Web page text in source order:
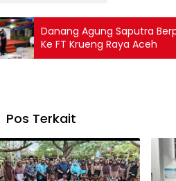
Danang Agung Saputra
Ke FT Krueng Raya Aceh
Pos Terkait